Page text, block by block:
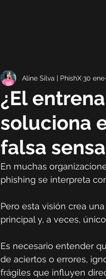
¿El
soluciona
falsa
Aline Silva | PhishX30 ene
En muchas
phishing se interpreta
Pero esta visión crea
principal y, a veces,
Es necesario entender
de aciertos o errores,
frágiles que influyen